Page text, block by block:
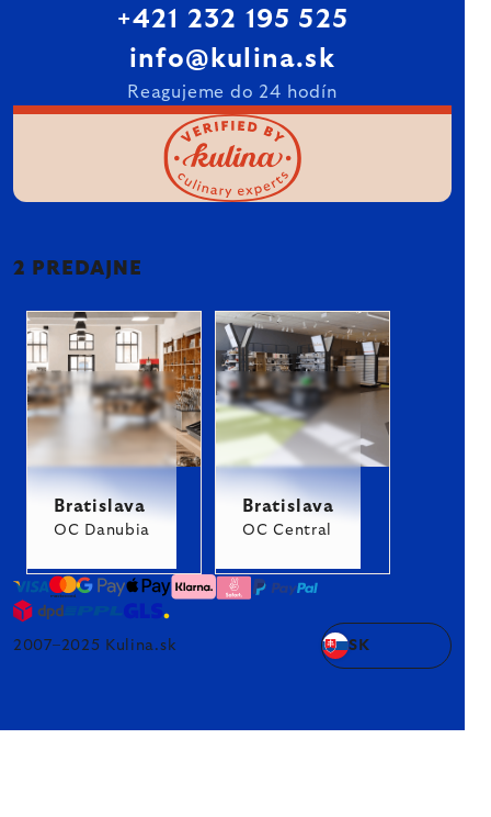
+421 232 195 525
info@kulina.sk
Reagujeme do 24 hodín
2 PREDAJNE
Bratislava
OC Danubia
Bratislava
OC Central
2007–2025 Kulina.sk SK